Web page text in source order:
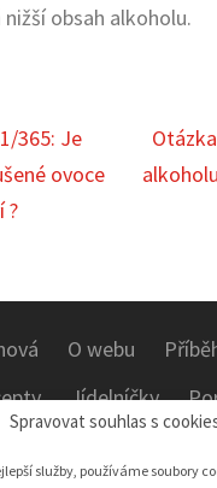
Spravovat souhlas s
služby, používáme soubory
obsah alkoholu.
365: Je
ovoce
?
O webu
Jídelníčky